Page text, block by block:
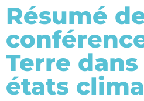
Résumé
Terre
états